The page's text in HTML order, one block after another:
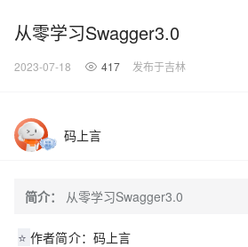
从零学习Swagger3.0
2023-07-18 417 发布于吉林
码上言
简介： 从零学习Swagger3.0
⭐作者简介：码上言